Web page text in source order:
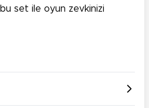
set ile oyun zevkinizi